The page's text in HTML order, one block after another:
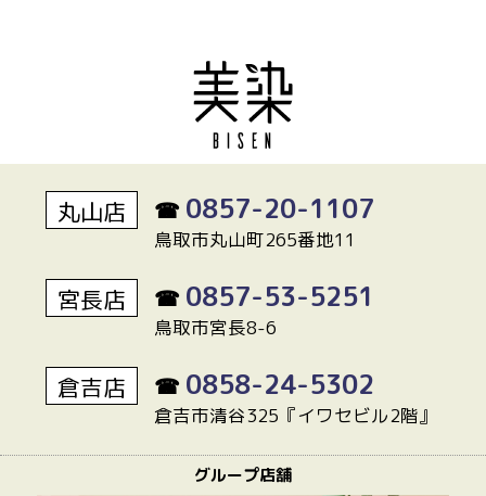
丸山店 ☎ 0857-20-1107
鳥取市丸山町265番地11
宮長店 ☎ 0857-53-5251
鳥取市宮長8-6
倉吉店 ☎ 0858-24-5302
倉吉市清谷325『イワセビル2階』
グループ店舗